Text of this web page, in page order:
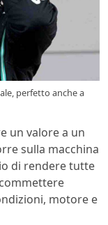
perfetto anche a
un valore a un
sulla macchina
di rendere tutte
motore e